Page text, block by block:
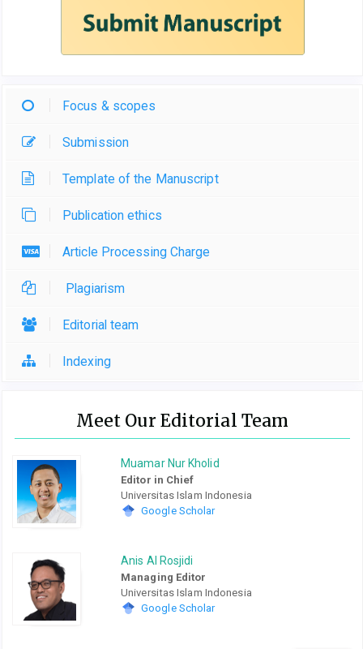
Focus & scopes
Submission
Template of the Manuscript
Publication ethics
Article Processing Charge
Plagiarism
Editorial team
Indexing
Meet Our Editorial Team
Muamar Nur Kholid
Editor in Chief
Universitas Islam Indonesia
Google Scholar
Anis Al Rosjidi
Managing Editor
Universitas Islam Indonesia
Google Scholar